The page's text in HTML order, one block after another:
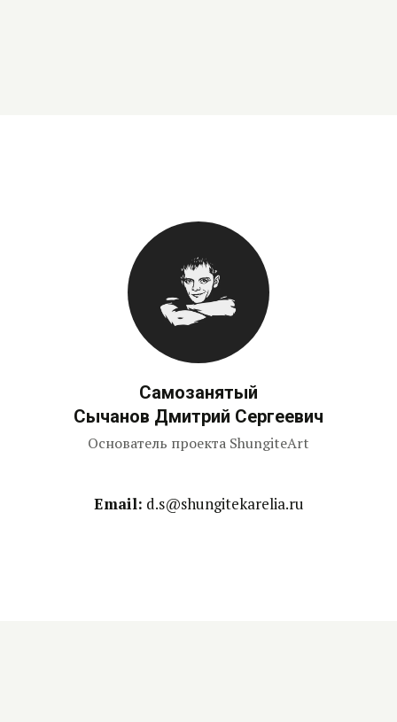
Самозанятый
Сычанов Дмитрий Сергеевич
Основатель проекта ShungiteArt
Email: d.s@shungitekarelia.ru